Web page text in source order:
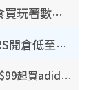
【8月生日優惠2026】全港85大食買玩著數攻略 自助餐/火鍋放題同行免費＋誠品/DONKI送現金券
開倉優惠｜銅鑼灣MICHAEL KORS開倉低至17折！直擊$500起買手袋/銀包/鞋款 必買經典Jet Set系列
開倉優惠｜馬拉松開倉低至3折！直擊$99起買adidas／New Balance／Puma鞋款 STANLEY保溫杯劈價至$119起